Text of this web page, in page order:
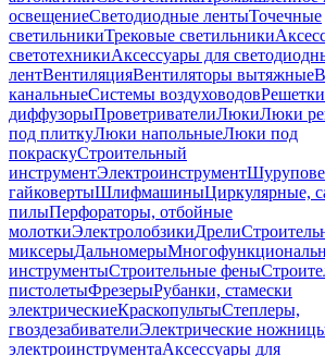
освещениеСветодиодные лентыТочечные
светильникиТрековые светильники
светотехникиАксессуары для
лентВентиляцияВентиляторы вытяжные
канальныеСистемы воздуховодов
диффузорыПроветривателиЛюкиЛюки
под плиткуЛюки напольныеЛюки под
покраскуСтроительный
инструментЭлектроинструмент
гайковертыШлифмашиныЦиркулярные,
пилыПерфораторы, отбойные
молоткиЭлектролобзикиДрели
миксерыДальномеры
инструментыСтроительные фены
пистолетыФрезерыРубанки, стамески
электрическиеКраскопультыСтеплеры,
гвоздезабивателиЭлектрические
электроинструментаАксессуары для